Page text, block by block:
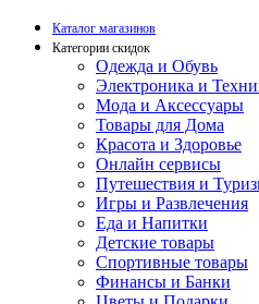
Каталог магазинов
Категории скидок
Одежда и Обувь
Электроника и
Мода и Аксессуары
Товары для Дома
Красота и Здоровье
Онлайн сервисы
Путешествия и
Игры и Развлечения
Еда и Напитки
Детские товары
Спортивные товары
Финансы и Банки